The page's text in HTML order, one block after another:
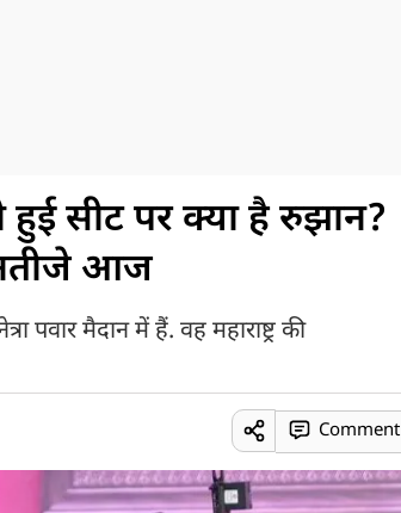
सीट पर क्या है रुझान?
आज
पवार मैदान में हैं. वह महाराष्ट्र की
Comment